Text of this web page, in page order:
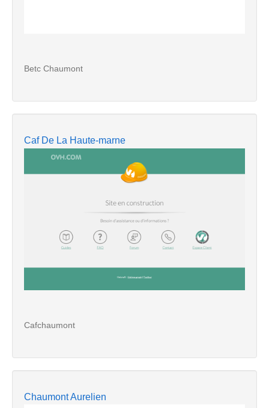
Betc Chaumont
Caf De La Haute-marne
Cafchaumont
Chaumont Aurelien